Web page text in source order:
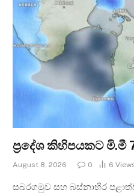
ප්‍රදේශ කිහිපයකට මි.මී
August 8, 2026 0 6
සබරගමුව සහ බස්නාහිර